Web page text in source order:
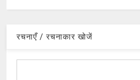
रचनाएँ / रचनाकार खोजें